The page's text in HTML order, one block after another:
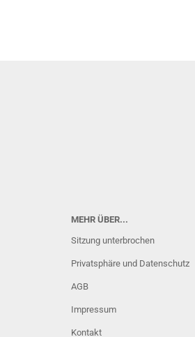
MEHR ÜBER...
Sitzung unterbrochen
Privatsphäre und Datenschutz
AGB
Impressum
Kontakt